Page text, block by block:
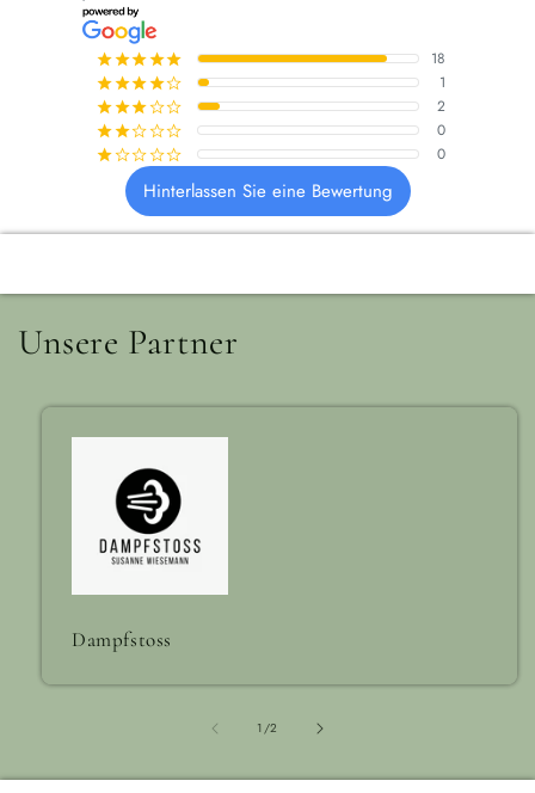
¡¡¡¡¡ 18
¡¡¡¡¢ 1
¡¡¡¢¢ 2
¡¡¢¢¢ 0
¡¢¢¢¢ 0
Hinterlassen Sie eine Bewertung
Unsere Partner
Dampfstoss
1/von
2